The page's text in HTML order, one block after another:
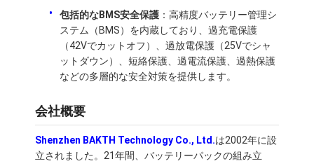
製品
包括的なBMS安全保護 ：高精度バッテリー管理シ
ステム（BMS）を内蔵しており、過充電保護
（42Vでカットオフ）、過放電保護（25Vでシャ
ットダウン）、短絡保護、過電流保護、過熱保護
などの多層的な安全対策を提供します。
会社概要
Shenzhen BAKTH Technology Co., Ltd.は2002年に設
立されました。21年間、バッテリーパックの組み立